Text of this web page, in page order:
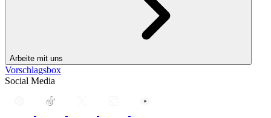
Arbeite mit uns
Vorschlagsbox
Social Media